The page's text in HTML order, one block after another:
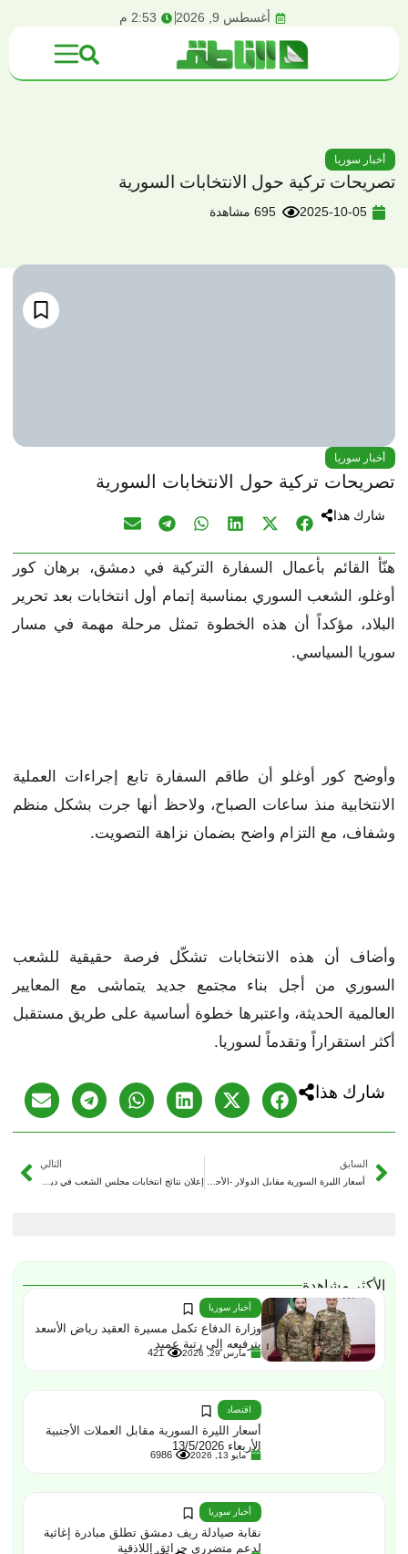
أغسطس 9, 2026 2:53 م
أخبار سوريا
تصريحات تركية حول الانتخابات السورية
2025-10-05 695 مشاهدة
أخبار سوريا
تصريحات تركية حول الانتخابات السورية
شارك هذا
هنّأ القائم بأعمال السفارة التركية في دمشق، برهان كور
أوغلو، الشعب السوري بمناسبة إتمام أول انتخابات بعد تحرير
البلاد، مؤكداً أن هذه الخطوة تمثل مرحلة مهمة في مسار
سوريا السياسي.
وأوضح كور أوغلو أن طاقم السفارة تابع إجراءات العملية
الانتخابية منذ ساعات الصباح، ولاحظ أنها جرت بشكل منظم
وشفاف، مع التزام واضح بضمان نزاهة التصويت.
وأضاف أن هذه الانتخابات تشكّل فرصة حقيقية للشعب
السوري من أجل بناء مجتمع جديد يتماشى مع المعايير
العالمية الحديثة، واعتبرها خطوة أساسية على طريق مستقبل
أكثر استقراراً وتقدماً لسوريا.
شارك هذا
السابق التالي
الأكثر مشاهدة
أخبار سوريا
وزارة الدفاع تكمل مسيرة العقيد رياض الأسعد
بترفيعه إلى رتبة عميد
مارس 29, 2026 421
اقتصاد
أسعار الليرة السورية مقابل العملات الأجنبية
الأربعاء 13/5/2026
مايو 13, 2026 6986
أخبار سوريا
نقابة صيادلة ريف دمشق تطلق مبادرة إغاثية
لدعم متضرري حرائق اللاذقية